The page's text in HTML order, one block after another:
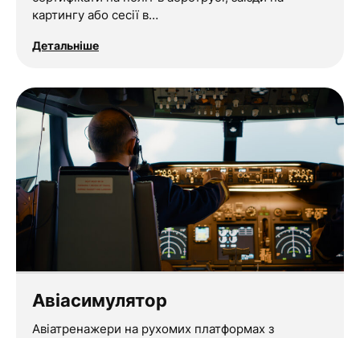
картингу або сесії в…
Детальніше
Авіасимулятор
Авіатренажери на рухомих платформах з